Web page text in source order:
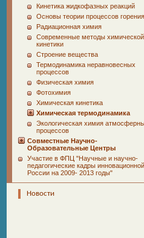
Кинетика жидкофазных реакций
Основы теории процессов горения
Радиационная химия
Современные методы химической
кинетики
Строение вещества
Термодинамика неравновесных
процессов
Физическая химия
Фотохимия
Химическая кинетика
Химическая термодинамика
Экологическая химия
процессов
Совместные Научно-
Образовательные Центры
Участие в ФПЦ "Научные и научно-
педагогические кадры инновационной
России на 2009- 2013 годы"
Новости